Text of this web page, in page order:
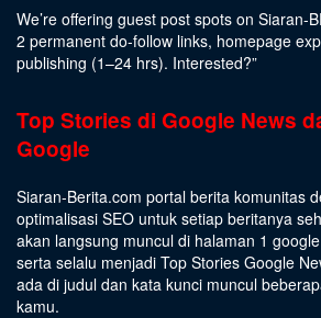
We’re offering guest post spots on Siaran-
2 permanent do-follow links, homepage
publishing (1–24 hrs). Interested?”
Top Stories di Google News
Google
Siaran-Berita.com portal berita komunitas
optimalisasi SEO untuk setiap beritanya
akan langsung muncul di halaman 1
serta selalu menjadi Top Stories Google
ada di judul dan kata kunci muncul
kamu.